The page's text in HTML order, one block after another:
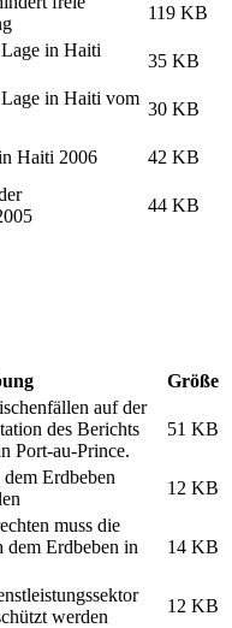
119 KB
in Haiti
35 KB
in Haiti vom
30 KB
Haiti 2006
42 KB
44 KB
Größe
auf der
des Berichts
Port-au-Prince.
51 KB
Erdbeben
12 KB
muss die
Erdbeben in
14 KB
werden
12 KB